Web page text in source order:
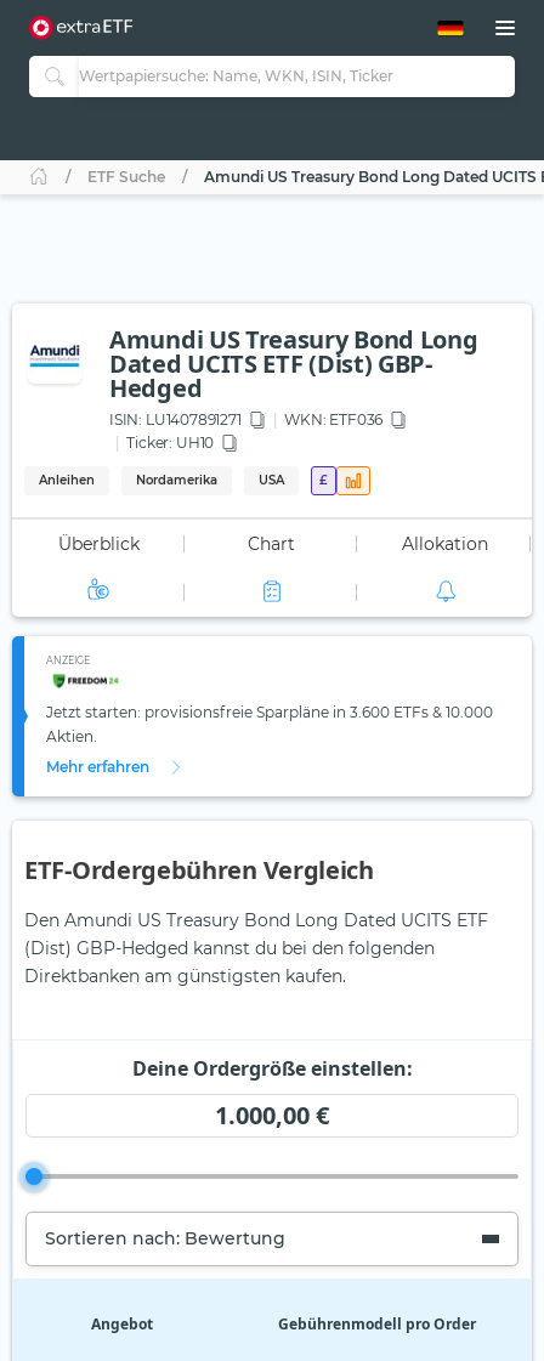
ETF-Guide 2.0
Guide Aktive ETFs
ETF-Sparpläne
ETF Suche Amundi US Treasury Bond Long Dated UCITS
Amundi US Treasury Bond Long
Dated UCITS ETF (Dist) GBP-
Hedged
ISIN: LU1407891271 WKN: ETF036
Ticker: UH10
Anleihen Nordamerika USA £
Überblick Chart Allokation
ANZEIGE
Jetzt starten: provisionsfreie Sparpläne in 3.600 ETFs & 10.000
Aktien.
Mehr erfahren
ETF-Ordergebühren Vergleich
Den Amundi US Treasury Bond Long Dated UCITS ETF
(Dist) GBP-Hedged kannst du bei den folgenden
Direktbanken am günstigsten kaufen.
Deine Ordergröße einstellen:
1.000,00 €
Sortieren nach: Bewertung
Angebot Gebührenmodell pro Order